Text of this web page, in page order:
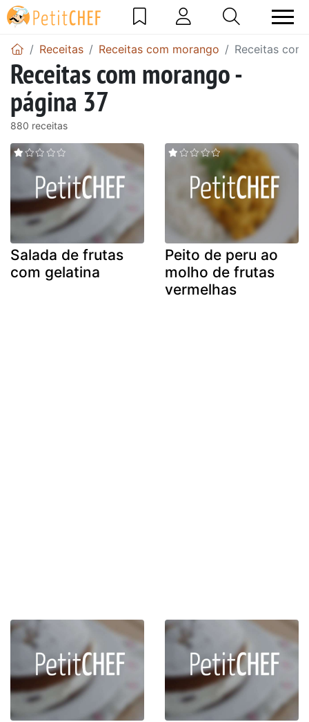
Receitas Receitas com morango Receitas
Receitas com morango -
página 37
880 receitas
Salada de frutas
com gelatina
Peito de peru ao
molho de frutas
vermelhas